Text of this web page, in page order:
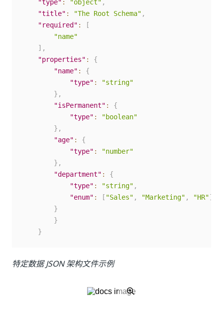
"type" : "object" ,
"title" : "The Root Schema" ,
"required" :
[
"name"
] ,
"properties" :
{
"name" :
{
"type" :
"string"
} ,
"isPermanent" :
{
"type" :
"boolean"
} ,
"age" :
{
"type" :
"number"
} ,
"department" :
{
"type" : "string" ,
"enum" : [ "Sales" , "Marketing" , "HR"]
}
}
}
特定数据 JSON 架构文件示例